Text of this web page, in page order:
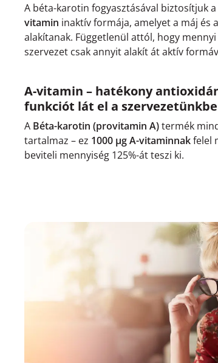
A béta-karotin fogyasztásával biztosítjuk a
vitamin inaktív formája, amelyet a máj és
alakítanak. Függetlenül attól, hogy
szervezet csak annyit alakít át aktív
A-vitamin – hatékony
funkciót lát el a
A Béta-karotin (provitamin A)termék
tartalmaz – ez 1000 µg A-vitaminnakfelel
beviteli mennyiség 125%-át teszi ki.